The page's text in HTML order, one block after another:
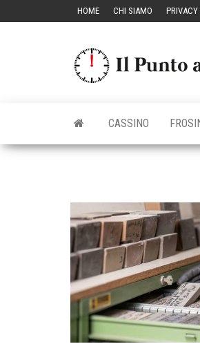
HOME CHI SIAMO
CASSINO